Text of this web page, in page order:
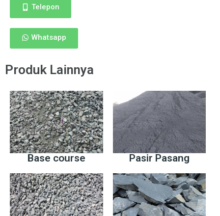
Telepon
Whatsapp
Produk Lainnya
Base course Pasir Pasang